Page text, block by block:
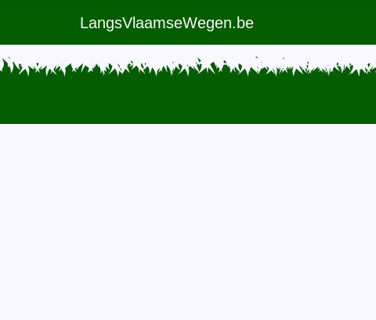
LangsVlaamseWegen.be